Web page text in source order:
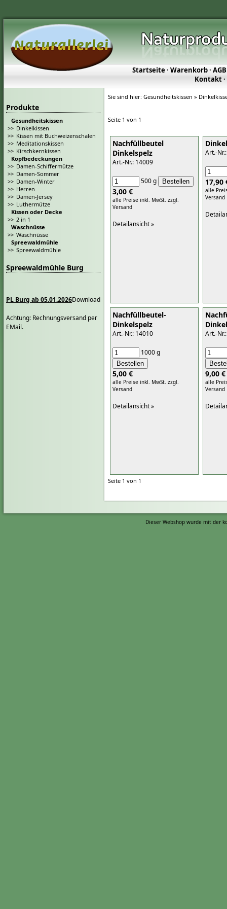
Startseite·Warenkorb·AGB
Kontakt·
Produkte
Gesundheitskissen
>> Dinkelkissen
>> Kissen mit Buchweizenschalen
>> Meditationskissen
>> Kirschkernkissen
Kopfbedeckungen
>> Damen-Schiffermütze
>> Damen-Sommer
>> Damen-Winter
>> Herren
>> Damen-Jersey
>> Luthermütze
Kissen oder Decke
>> 2 in 1
Waschnüsse
>> Waschnüsse
Spreewaldmühle
>> Spreewaldmühle
Spreewaldmühle Burg
PL Burg ab 05.01.2026Download
Achtung: Rechnungsversand per
EMail.
Sie sind hier: Gesundheitskissen »
Seite 1 von 1
Nachfüllbeutel
Dinkelspelz
Art.-Nr.: 14009
500 g
3,00 €
alle Preise inkl. MwSt. zzgl.
Versand
Detailansicht »
Art.-
17,90
alle
Versand
Nachfüllbeutel-
Dinkelspelz
Art.-Nr.: 14010
1000 g
5,00 €
alle Preise inkl. MwSt. zzgl.
Versand
Detailansicht »
Art.-
9,00 €
alle
Versand
Seite 1 von 1
Dieser Webshop wurde mit der